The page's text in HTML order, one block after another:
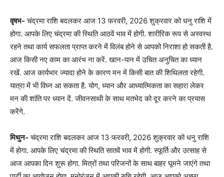
वृषभ- चंद्रमा राशि बदलकर आज 13 फरवरी, 2026 शुक्रवार को धनु राशि में
होगा. आपके लिए चंद्रमा की स्थिति आठवें भाव में होगी. शारीरिक रूप से अस्वस्थ
रहने तथा कार्य सफलता प्राप्त करने में विलंब होने से आपको निराशा हो सकती है.
आज किसी नए काम का आरंभ ना करें. खान-पान में उचित अनुचित का ध्यान
रखें. आज कार्यभार ज्यादा होने के कारण मन में किसी बात की शिथिलता रहेगी.
यात्रा में भी विघ्न आ सकता है. योग, ध्यान और आध्यात्मिकता का सहारा लेकर
मन की शांति पर ध्यान दें. जीवनसाथी के साथ मतभेद को दूर करने का प्रयास
करेंगे.
मिथुन- चंद्रमा राशि बदलकर आज 13 फरवरी, 2026 शुक्रवार को धनु राशि
में होगा. आपके लिए चंद्रमा की स्थिति सातवें भाव में होगी. स्फूर्ति और उत्साह से
आज आपका दिन शुरू होगा. मित्रों तथा परिजनों के साथ बाहर घूमने जाएंगे तथा